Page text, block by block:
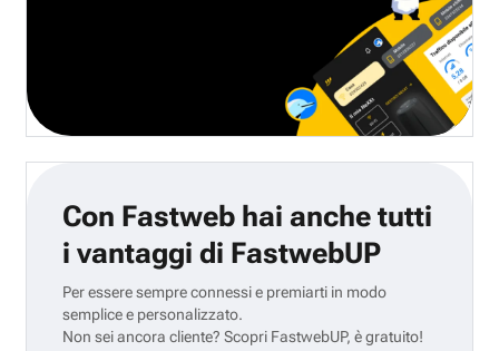
Con Fastweb hai anche tutti
i vantaggi di FastwebUP
Per essere sempre connessi e premiarti in modo
semplice e personalizzato.
Non sei ancora cliente? Scopri FastwebUP, è gratuito!